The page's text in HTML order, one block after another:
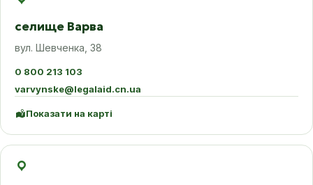
селище Варва
вул. Шевченка, 38
0 800 213 103
varvynske@legalaid.cn.ua
Показати на карті